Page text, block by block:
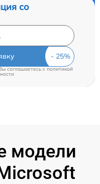
со
соглашаетесь cполитикой
модели